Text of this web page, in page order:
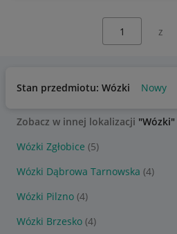
z
Stan przedmiotu: Wózki Nowy
Zobacz w innej lokalizacji "Wózki"
Wózki Zgłobice (5)
Wózki Dąbrowa Tarnowska (4)
Wózki Pilzno (4)
Wózki Brzesko (4)